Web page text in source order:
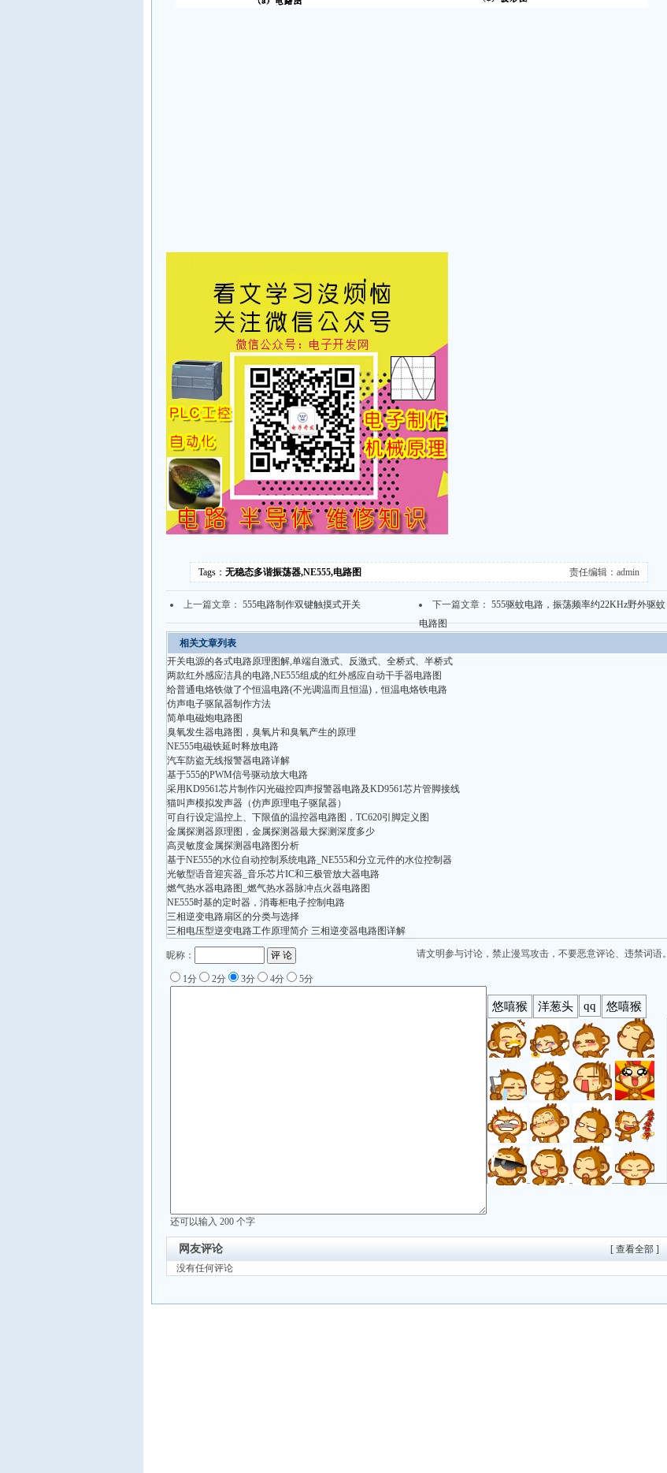
Tags： 无稳态多谐振荡器,NE555,电路图 责任编辑：admin
上一篇文章： 555电路制作双键触摸式开关 下一篇文章： 555驱蚊电路，振荡频率约22KHz野外驱蚊
电路图
相关文章列表
开关电源的各式电路原理图解,单端自激式、反激式、全桥式、半桥式
两款红外感应洁具的电路,NE555组成的红外感应自动干手器电路图
给普通电烙铁做了个恒温电路(不光调温而且恒温)，恒温电烙铁电路
仿声电子驱鼠器制作方法
简单电磁炮电路图
臭氧发生器电路图，臭氧片和臭氧产生的原理
NE555电磁铁延时释放电路
汽车防盗无线报警器电路详解
基于555的PWM信号驱动放大电路
采用KD9561芯片制作闪光磁控四声报警器电路及KD9561芯片管脚接线
猫叫声模拟发声器（仿声原理电子驱鼠器）
可自行设定温控上、下限值的温控器电路图，TC620引脚定义图
金属探测器原理图，金属探测器最大探测深度多少
高灵敏度金属探测器电路图分析
基于NE555的水位自动控制系统电路_NE555和分立元件的水位控制器
光敏型语音迎宾器_音乐芯片IC和三极管放大器电路
燃气热水器电路图_燃气热水器脉冲点火器电路图
NE555时基的定时器，消毒柜电子控制电路
三相逆变电路扇区的分类与选择
三相电压型逆变电路工作原理简介 三相逆变器电路图详解
请文明参与讨论，禁止漫骂攻击，不要恶意评论、违禁词语。
昵称：
1分 2分 3分 4分 5分
还可以输入 200 个字
[ 查看全部 ]
网友评论
没有任何评论